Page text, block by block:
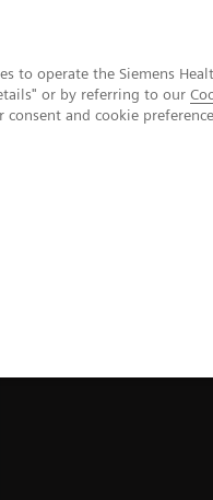
to operate the Siemens
or by referring to our
and cookie